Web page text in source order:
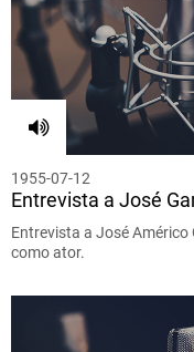
1955-07-12
Entrevista a José
Entrevista a José
como ator.